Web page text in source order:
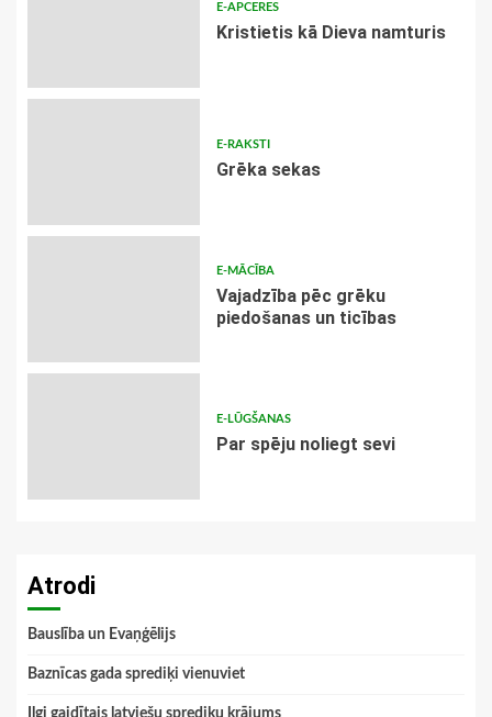
E-APCERES
Kristietis kā Dieva namturis
E-RAKSTI
Grēka sekas
E-MĀCĪBA
Vajadzība pēc grēku
piedošanas un ticības
E-LŪGŠANAS
Par spēju noliegt sevi
Atrodi
Bauslība un Evaņģēlijs
Baznīcas gada sprediķi vienuviet
Ilgi gaidītais latviešu sprediķu krājums